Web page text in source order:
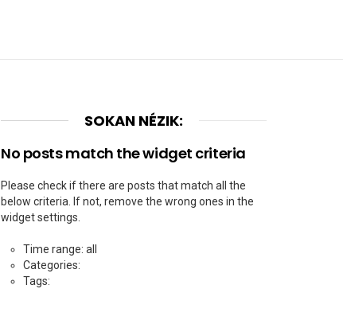
SOKAN NÉZIK:
No posts match the widget criteria
Please check if there are posts that match all the
below criteria. If not, remove the wrong ones in the
widget settings.
Time range: all
Categories:
Tags: